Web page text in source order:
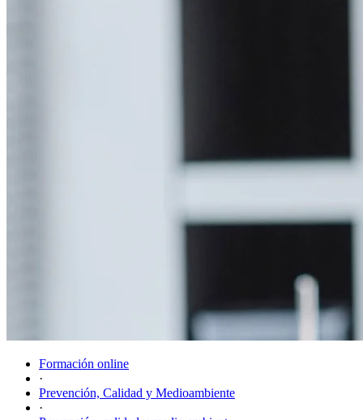
Formación online
·
Prevención, Calidad y Medioambiente
·